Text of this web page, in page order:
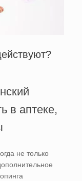
в аптеке,
не только